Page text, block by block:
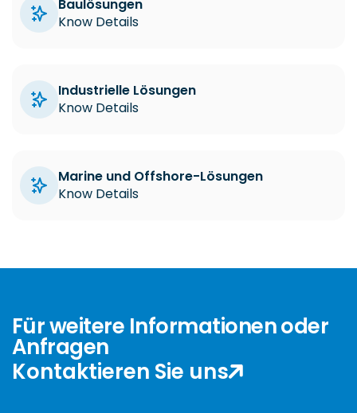
Baulösungen
Know Details
Industrielle Lösungen
Know Details
Marine und Offshore-Lösungen
Know Details
Für weitere Informationen oder
Anfragen
Kontaktieren Sie uns